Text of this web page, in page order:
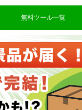
無料ツール一覧